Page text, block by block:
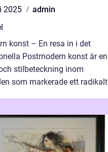
2025
admin
konst – En resa in i det
Postmodern konst är en
stilbeteckning inom
som markerade ett radikalt